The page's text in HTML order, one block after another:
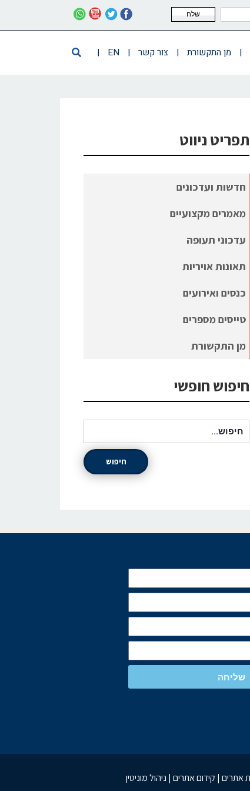
שלח
| מן התקשורת | צור קשר |
EN
|
תפריט ניווט
חדשות ועדכונים
מאמרים מקצועיים
עדכוני תעופה
תאונות אויריות
כנסים ואירועים
טייסים מספרים
מן התקשורת
חיפוש חופשי
חיפוש
שליחה